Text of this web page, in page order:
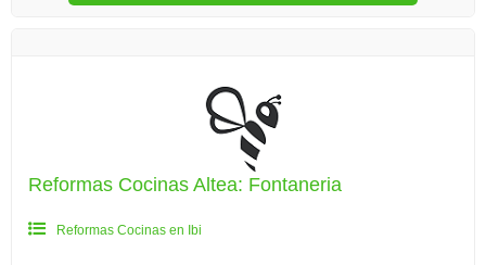
Reformas Cocinas Altea: Fontaneria
Reformas Cocinas en Ibi